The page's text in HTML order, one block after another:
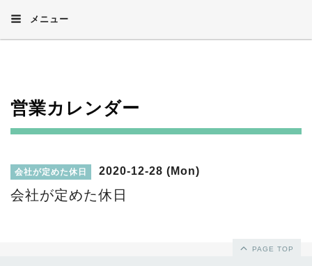
メニュー
営業カレンダー
会社が定めた休日 2020-12-28 (Mon)
会社が定めた休日
PAGE TOP